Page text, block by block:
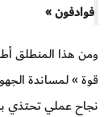
فوادفون »
ومن هذا المنطلق
قوة » لمساندة
نجاح عملي تحتذي